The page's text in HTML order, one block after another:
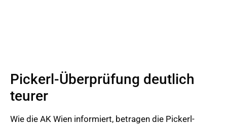
Pickerl-Überprüfung deutlich
teurer
Wie die AK Wien informiert, betragen die Pickerl-